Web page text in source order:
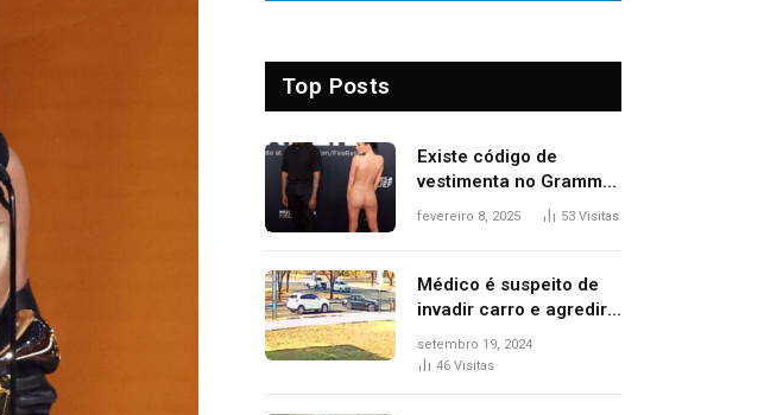
Top Posts
Existe código de
vestimenta no Grammy?
Questionamento surgiu
aparecer nua na
premiação
fevereiro 8, 2025 53 Visitas
Médico é suspeito de
invadir carro e agredir
delegado aposentado
durante confusão no
setembro 19, 2024
46 Visitas